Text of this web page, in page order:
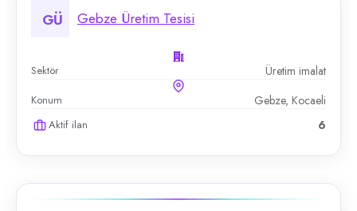
GÜ Gebze Üretim Tesisi
Sektör Üretim imalat
Konum Gebze, Kocaeli
Aktif ilan 6